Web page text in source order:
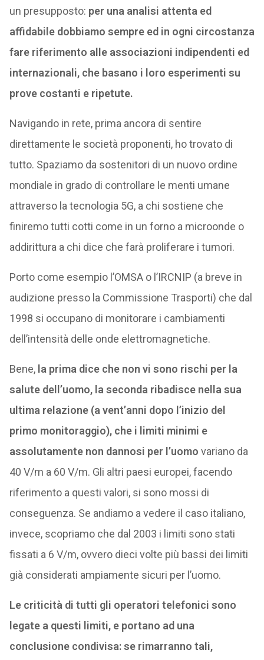
un presupposto: per una analisi attenta ed
affidabile dobbiamo sempre ed in ogni circostanza
fare riferimento alle associazioni indipendenti ed
internazionali, che basano i loro esperimenti su
prove costanti e ripetute.
Navigando in rete, prima ancora di sentire
direttamente le società proponenti, ho trovato di
tutto. Spaziamo da sostenitori di un nuovo ordine
mondiale in grado di controllare le menti umane
attraverso la tecnologia 5G, a chi sostiene che
finiremo tutti cotti come in un forno a microonde o
addirittura a chi dice che farà proliferare i tumori.
Porto come esempio l’OMSA o l’IRCNIP (a breve in
audizione presso la Commissione Trasporti) che dal
1998 si occupano di monitorare i cambiamenti
dell’intensità delle onde elettromagnetiche.
Bene, la prima dice che non vi sono rischi per la
salute dell’uomo, la seconda ribadisce nella sua
ultima relazione (a vent’anni dopo l’inizio del
primo monitoraggio), che i limiti minimi e
assolutamente non dannosi per l’uomo variano da
40 V/m a 60 V/m. Gli altri paesi europei, facendo
riferimento a questi valori, si sono mossi di
conseguenza. Se andiamo a vedere il caso italiano,
invece, scopriamo che dal 2003 i limiti sono stati
fissati a 6 V/m, ovvero dieci volte più bassi dei limiti
già considerati ampiamente sicuri per l’uomo.
Le criticità di tutti gli operatori telefonici sono
legate a questi limiti, e portano ad una
conclusione condivisa: se rimarranno tali,